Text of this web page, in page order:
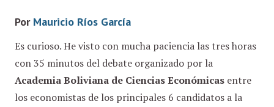
Por Mauricio Ríos García
Es curioso. He visto con mucha paciencia las tres horas
con 35 minutos del debate organizado por la
Academia Boliviana de Ciencias Económicas entre
los economistas de los principales 6 candidatos a la